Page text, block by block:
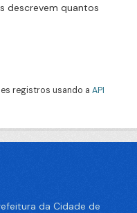
descrevem quantos
registros usando a API
da Cidade de